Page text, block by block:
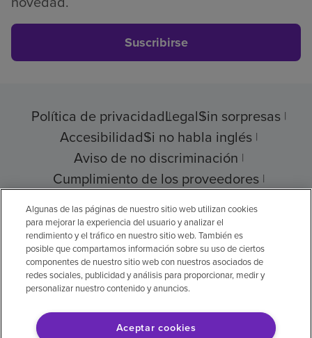
Suscribirse
Política de privacidadLegalSin sorpresas
AccesibilidadSi no habla inglés
Aviso de no discriminación
Cumplimiento de los proveedores
Transparencia de precios
© 2026 Encompass Health Corporation
Preferencias de cookies
Algunas de las páginas de nuestro sitio web utilizan cookies
para mejorar la experiencia del usuario y analizar el
rendimiento y el tráfico en nuestro sitio web. También es
posible que compartamos información sobre su uso de ciertos
componentes de nuestro sitio web con nuestros asociados de
redes sociales, publicidad y análisis para proporcionar, medir y
personalizar nuestro contenido y anuncios.
Aceptar cookies